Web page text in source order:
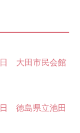
大田市民会館
徳島県立池田